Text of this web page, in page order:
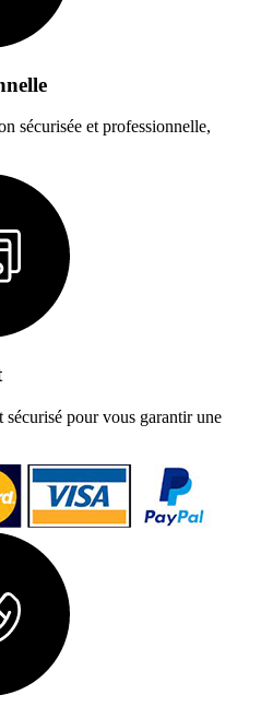
sécurisée et professionnelle,
pour vous garantir une